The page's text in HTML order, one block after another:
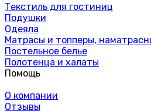
Текстиль для гостиниц
Подушки
Одеяла
Матрасы и топперы,
Постельное белье
Полотенца и халаты
Помощь
О компании
Отзывы